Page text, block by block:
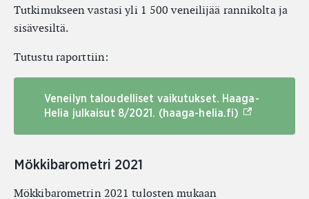
Tutkimukseen vastasi yli 1 500 veneilijää rannikolta ja
sisävesiltä.
Tutustu raporttiin:
Veneilyn taloudelliset vaikutukset. Haaga-
Helia julkaisut 8/2021. (haaga-helia.fi) (Ulkoinen
Mökkibarometri 2021
Mökkibarometrin 2021 tulosten mukaan